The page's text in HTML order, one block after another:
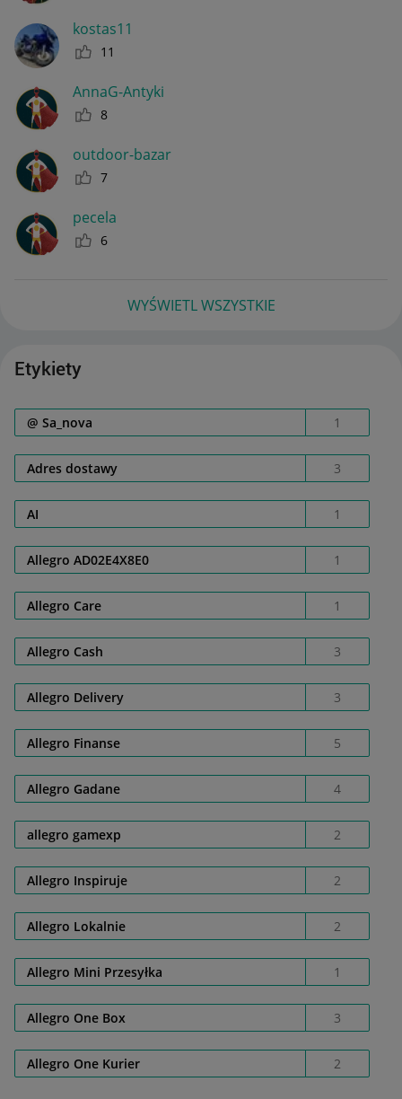
kostas11
11
AnnaG-Antyki
8
outdoor-bazar
7
pecela
6
WYŚWIETL WSZYSTKIE
Etykiety
@ Sa_nova 1
Adres dostawy 3
AI 1
Allegro AD02E4X8E0 1
Allegro Care 1
Allegro Cash 3
Allegro Delivery 3
Allegro Finanse 5
Allegro Gadane 4
allegro gamexp 2
Allegro Inspiruje 2
Allegro Lokalnie 2
Allegro Mini Przesyłka 1
Allegro One Box 3
Allegro One Kurier 2